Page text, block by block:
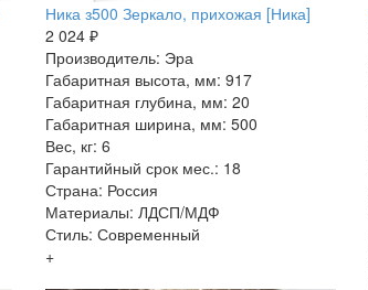
Ника з500 Зеркало, прихожая [Ника]
2 024 ₽
Производитель: Эра
Габаритная высота, мм: 917
Габаритная глубина, мм: 20
Габаритная ширина, мм: 500
Вес, кг: 6
Гарантийный срок мес.: 18
Страна: Россия
Материалы: ЛДСП/МДФ
Стиль: Современный
+